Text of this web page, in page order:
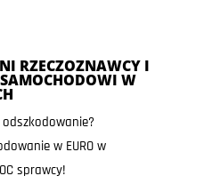
RZECZOZNAWCY I
SAMOCHODOWI W
w EURO w
sprawcy!